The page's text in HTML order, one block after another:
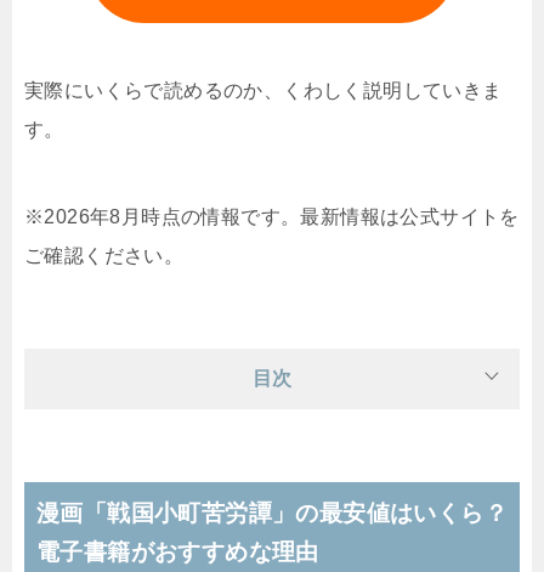
実際にいくらで読めるのか、くわしく説明していきま
す。
※2026年8月時点の情報です。最新情報は公式サイトを
ご確認ください。
目次
漫画「戦国小町苦労譚」の最安値はいくら？
電子書籍がおすすめな理由